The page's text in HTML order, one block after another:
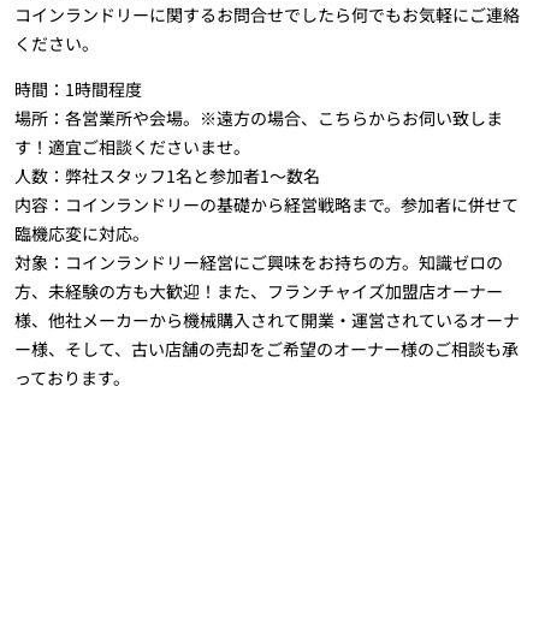
コインランドリーに関するお問合せでしたら何でもお気軽にご連絡
ください。
時間：1時間程度
場所：各営業所や会場。※遠方の場合、こちらからお伺い致しま
す！適宜ご相談くださいませ。
人数：弊社スタッフ1名と参加者1～数名
内容：コインランドリーの基礎から経営戦略まで。参加者に併せて
臨機応変に対応。
対象：コインランドリー経営にご興味をお持ちの方。知識ゼロの
方、未経験の方も大歓迎！また、フランチャイズ加盟店オーナー
様、他社メーカーから機械購入されて開業・運営されているオーナ
ー様、そして、古い店舗の売却をご希望のオーナー様のご相談も承
っております。